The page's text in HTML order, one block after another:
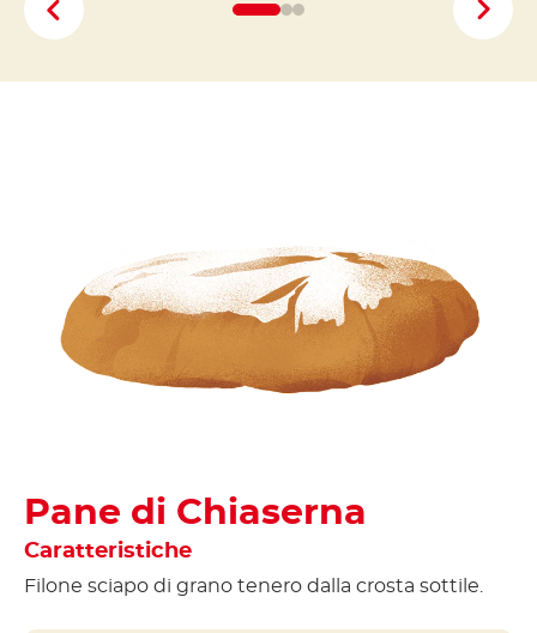
Pane di Chiaserna
Caratteristiche
Filone sciapo di grano tenero dalla crosta sottile.